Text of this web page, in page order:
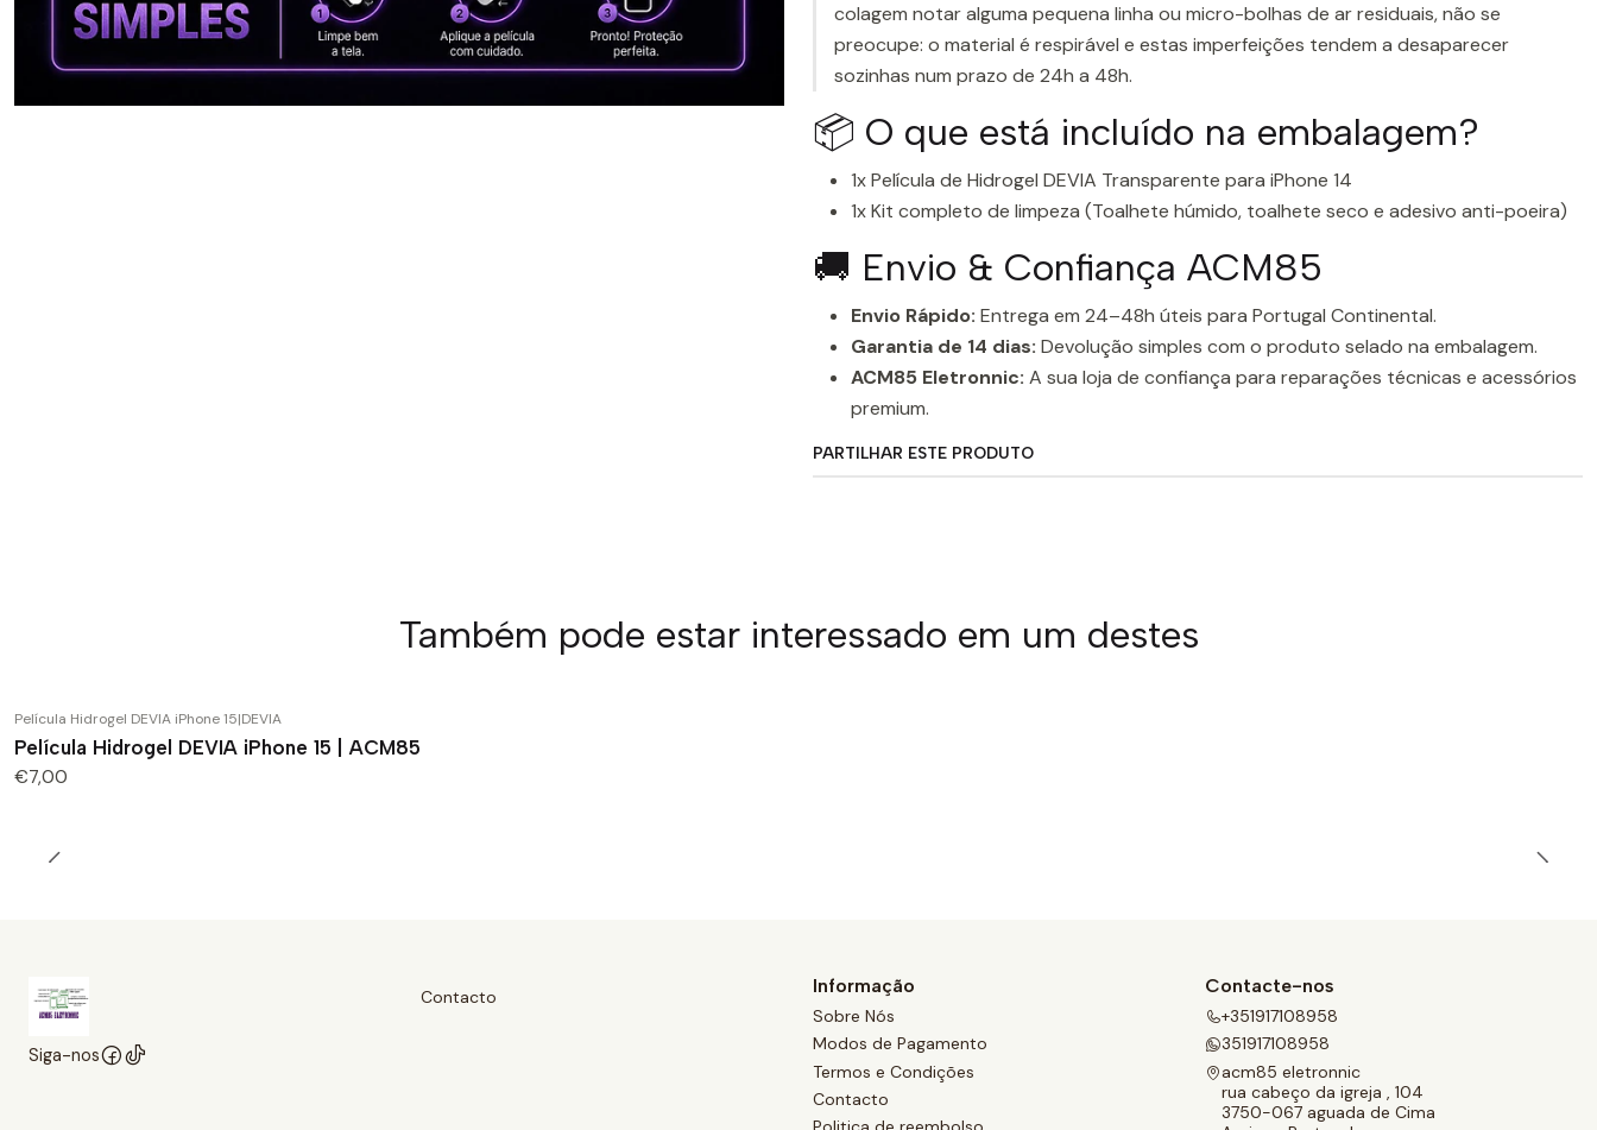
colagem notar alguma pequena linha ou micro-bolhas de ar residuais, não se
preocupe: o material é respirável e estas imperfeições tendem a desaparecer
sozinhas num prazo de 24h a 48h.
📦 O que está incluído na embalagem?
1x Película de Hidrogel DEVIA Transparente para iPhone 14
1x Kit completo de limpeza (Toalhete húmido, toalhete seco e adesivo anti-poeira)
🚚 Envio & Confiança ACM85
Envio Rápido: Entrega em 24–48h úteis para Portugal Continental.
Garantia de 14 dias: Devolução simples com o produto selado na embalagem.
ACM85 Eletronnic: A sua loja de confiança para reparações técnicas e acessórios
premium.
PARTILHAR ESTE PRODUTO
Também pode estar interessado em um destes
Película Hidrogel DEVIA iPhone 15|DEVIA
Película Hidrogel DEVIA iPhone 15 | ACM85
€7,00
Siga-nos
Contacto
Informação
Sobre Nós
Modos de Pagamento
Termos e Condições
Contacto
Contacte-nos
+351917108958
351917108958
acm85 eletronnic
rua cabeço da igreja , 104
3750-067 aguada de Cima